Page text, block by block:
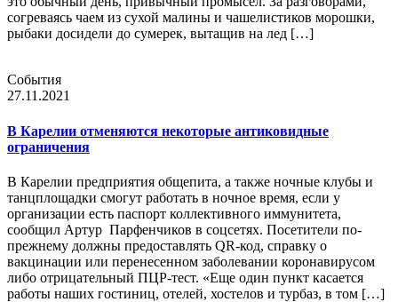
согреваясь чаем из сухой малины и чашелистиков морошки,
рыбаки досидели до сумерек, вытащив на лед […]
События
27.11.2021
В Карелии отменяются некоторые антиковидные
ограничения
В Карелии предприятия общепита, а также ночные клубы и
танцплощадки смогут работать в ночное время, если у
организации есть паспорт коллективного иммунитета,
сообщил Артур Парфенчиков в соцсетях. Посетители по-
прежнему должны предоставлять QR-код, справку о
вакцинации или перенесенном заболевании коронавирусом
либо отрицательный ПЦР-тест. «Еще один пункт касается
работы наших гостиниц, отелей, хостелов и турбаз, в том […]